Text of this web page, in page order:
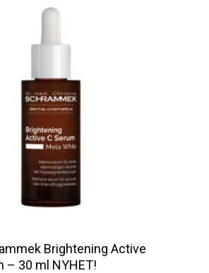
Brightening Active
– 30 ml NYHET!